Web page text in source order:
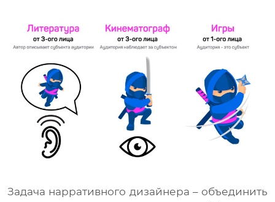
Задача нарративного дизайнера – объединить